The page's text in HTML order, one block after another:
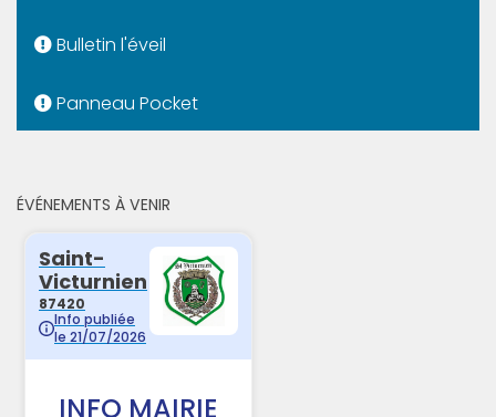
Bulletin l'éveil
Panneau Pocket
ÉVÉNEMENTS À VENIR